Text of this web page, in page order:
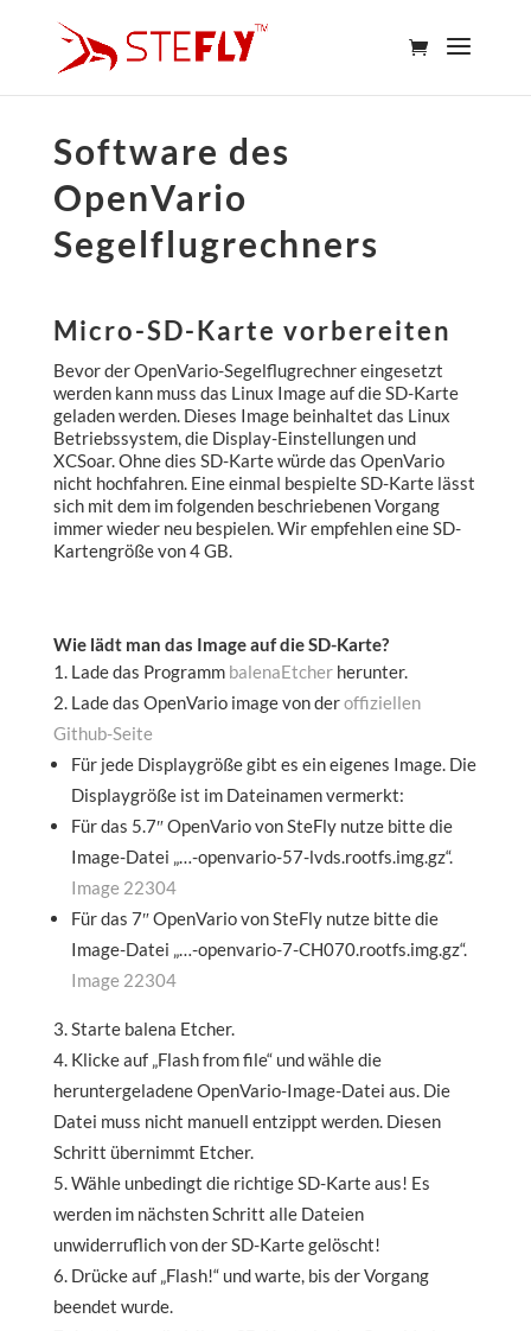
Software des
OpenVario
Segelflugrechners
Micro-SD-Karte vorbereiten
Bevor der OpenVario-Segelflugrechner eingesetzt
werden kann muss das Linux Image auf die SD-Karte
geladen werden. Dieses Image beinhaltet das Linux
Betriebssystem, die Display-Einstellungen und
XCSoar. Ohne dies SD-Karte würde das OpenVario
nicht hochfahren. Eine einmal bespielte SD-Karte lässt
sich mit dem im folgenden beschriebenen Vorgang
immer wieder neu bespielen. Wir empfehlen eine SD-
Kartengröße von 4 GB.
Wie lädt man das Image auf die SD-Karte?
Lade das Programm balenaEtcherherunter.
Lade das OpenVario image von deroffiziellen
Github-Seite
Für jede Displaygröße gibt es ein eigenes Image. Die
Displaygröße ist im Dateinamen vermerkt:
Für das 5.7″ OpenVario von SteFly nutze bitte die
Image-Datei „…-openvario-57-lvds.rootfs.img.gz“.
Image 22304
Für das 7″ OpenVario von SteFly nutze bitte die
Image-Datei „…-openvario-7-CH070.rootfs.img.gz“.
Image 22304
Starte balena Etcher.
Klicke auf „Flash from file“ und wähle die
heruntergeladene OpenVario-Image-Datei aus. Die
Datei muss nicht manuell entzippt werden. Diesen
Schritt übernimmt Etcher.
Wähle unbedingt die richtige SD-Karte aus! Es
werden im nächsten Schritt alle Dateien
unwiderruflich von der SD-Karte gelöscht!
Drücke auf „Flash!“ und warte, bis der Vorgang
beendet wurde.